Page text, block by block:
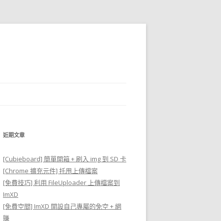
近期文章
[Cubieboard] 簡單開箱 + 刷入 img 到 SD 卡
[Chrome 擴充元件] 托甩上傳檔案
[免費技巧] 利用 FileUploader 上傳檔案到
ImXD
[免費空間] ImXD 開設自己專屬的免空 + 網
賺